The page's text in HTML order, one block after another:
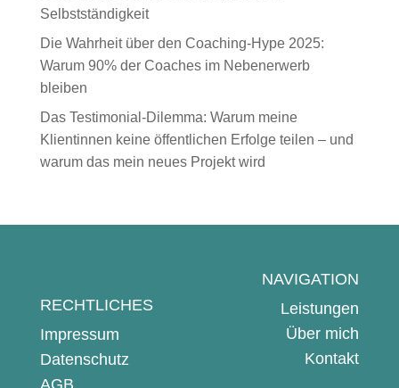
Selbstständigkeit
Die Wahrheit über den Coaching-Hype 2025:
Warum 90% der Coaches im Nebenerwerb
bleiben
Das Testimonial-Dilemma: Warum meine
Klientinnen keine öffentlichen Erfolge teilen – und
warum das mein neues Projekt wird
NAVIGATION
Leistungen
Über mich
Kontakt
RECHTLICHES
Impressum
Datenschutz